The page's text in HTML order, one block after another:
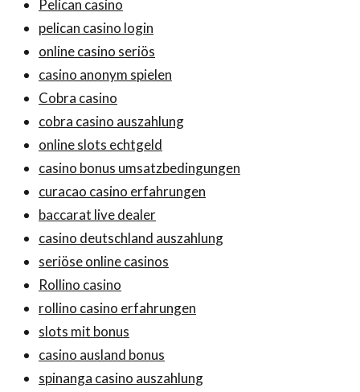
Pelican casino
pelican casino login
online casino seriös
casino anonym spielen
Cobra casino
cobra casino auszahlung
online slots echtgeld
casino bonus umsatzbedingungen
curacao casino erfahrungen
baccarat live dealer
casino deutschland auszahlung
seriöse online casinos
Rollino casino
rollino casino erfahrungen
slots mit bonus
casino ausland bonus
spinanga casino auszahlung